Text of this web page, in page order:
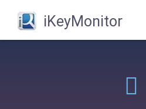
iKeyMonitor